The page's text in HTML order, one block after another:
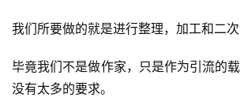
我们所要做的就是进行整理，加工和二次
毕竟我们不是做作家，只是作为引流的
没有太多的要求。